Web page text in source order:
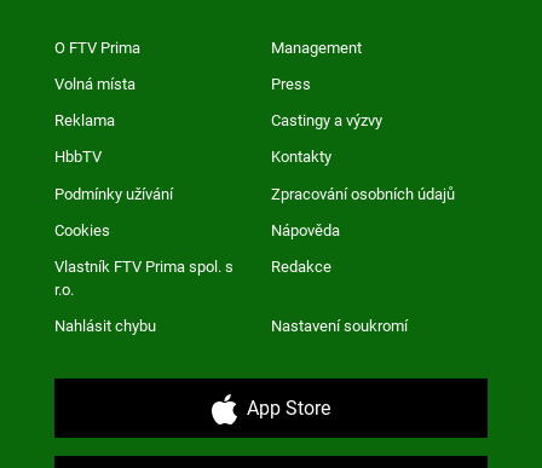
O FTV Prima Management
Volná místa Press
Reklama Castingy a výzvy
HbbTV Kontakty
Podmínky užívání Zpracování osobních údajů
Cookies Nápověda
Vlastník FTV Prima spol. s
r.o.
Redakce
Nahlásit chybu Nastavení soukromí
App Store